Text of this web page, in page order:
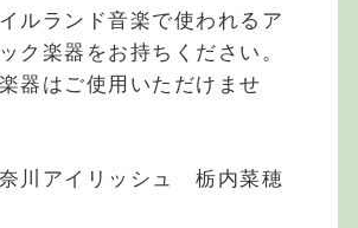
ルランド音楽で使われるア
ク楽器をお持ちください。
器はご使用いただけませ
奈川アイリッシュ 栃内菜穂